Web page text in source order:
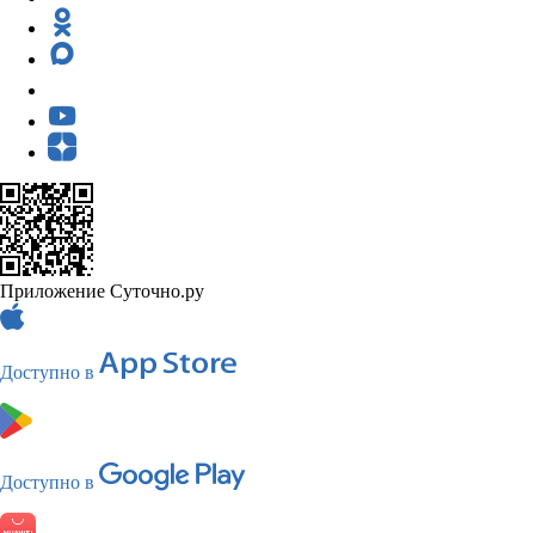
Приложение Суточно.ру
Доступно в
Доступно в